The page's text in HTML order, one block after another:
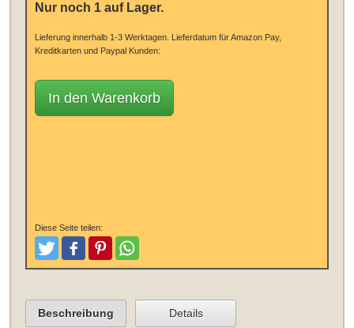
Nur noch 1 auf Lager.
Lieferung innerhalb 1-3 Werktagen. Lieferdatum für Amazon Pay,
Kreditkarten und Paypal Kunden:
In den Warenkorb
Diese Seite teilen:
TweetenPostenPinterestTeilen
Beschreibung Details